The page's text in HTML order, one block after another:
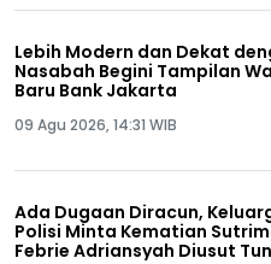
Lebih Modern dan Dekat
Nasabah Begini Tampilan
Baru Bank Jakarta
09 Agu 2026, 14:31 WIB
Ada Dugaan Diracun,
Polisi Minta Kematian
Febrie Adriansyah Diusut